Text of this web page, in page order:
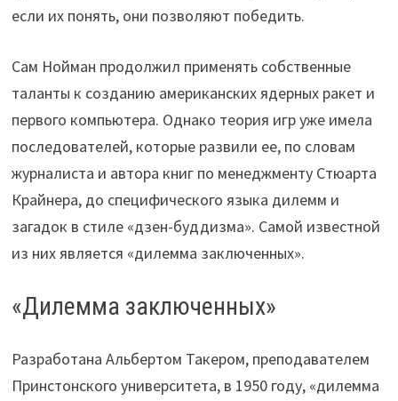
если их понять, они позволяют победить.
Сам Нойман продолжил применять собственные
таланты к созданию американских ядерных ракет и
первого компьютера. Однако теория игр уже имела
последователей, которые развили ее, по словам
журналиста и автора книг по менеджменту Стюарта
Крайнера, до специфического языка дилемм и
загадок в стиле «дзен-буддизма». Самой известной
из них является «дилемма заключенных».
«Дилемма заключенных»
Разработана Альбертом Такером, преподавателем
Принстонского университета, в 1950 году, «дилемма